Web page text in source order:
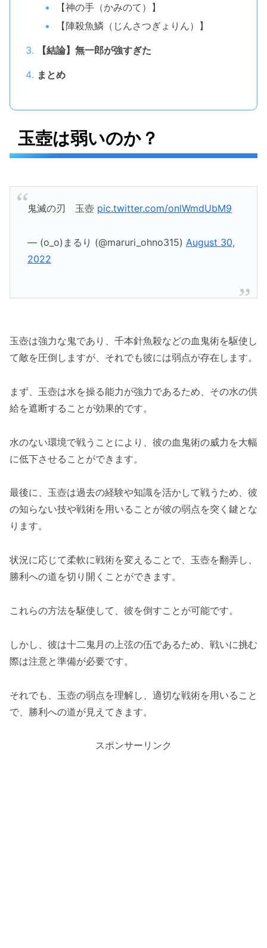
【神の手（かみのて）】
【陣殺魚鱗（じんさつぎょりん）】
【結論】無一郎が強すぎた
まとめ
玉壺は弱いのか？
鬼滅の刃 玉壺 pic.twitter.com/onlWmdUbM9
— (o_o)まるり (@maruri_ohno315) August 30,
2022
玉壺は強力な鬼であり、千本針魚殺などの血鬼術を駆使し
て敵を圧倒しますが、それでも彼には弱点が存在します。
まず、玉壺は水を操る能力が強力であるため、その水の供
給を遮断することが効果的です。
水のない環境で戦うことにより、彼の血鬼術の威力を大幅
に低下させることができます。
最後に、玉壺は過去の経験や知識を活かして戦うため、彼
の知らない技や戦術を用いることが彼の弱点を突く鍵とな
ります。
状況に応じて柔軟に戦術を変えることで、玉壺を翻弄し、
勝利への道を切り開くことができます。
これらの方法を駆使して、彼を倒すことが可能です。
しかし、彼は十二鬼月の上弦の伍であるため、戦いに挑む
際は注意と準備が必要です。
それでも、玉壺の弱点を理解し、適切な戦術を用いること
で、勝利への道が見えてきます。
スポンサーリンク